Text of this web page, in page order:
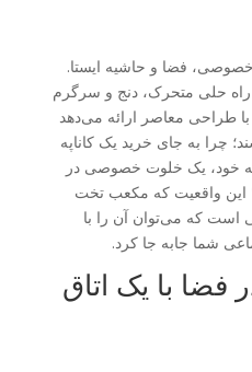
فضا و حاشیه ایستا.
راه حلی متحرک، دنج و سرگرم
با طراحی معاصر ارائه می‌دهد
چرا به جای خرید یک کاناپه
خود، یک خلوت خصوصی در
این واقعیت که مکعب تخت
است که می‌توان آن را با
شما جابه جا کرد.
فضا با یک اتاق